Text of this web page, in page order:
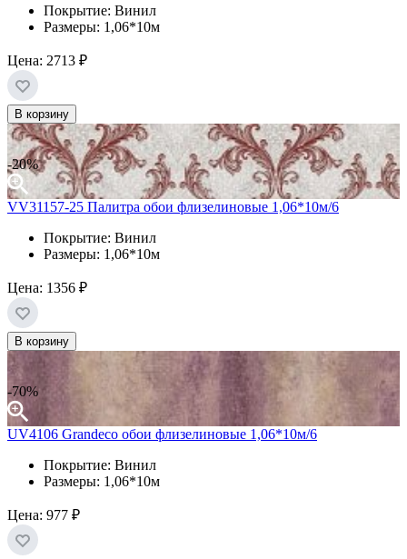
Покрытие: Винил
Размеры: 1,06*10м
Цена: 2713 ₽
В корзину
-20%
VV31157-25 Палитра обои флизелиновые 1,06*10м/6
Покрытие: Винил
Размеры: 1,06*10м
Цена: 1356 ₽
В корзину
-70%
UV4106 Grandeco обои флизелиновые 1,06*10м/6
Покрытие: Винил
Размеры: 1,06*10м
Цена: 977 ₽